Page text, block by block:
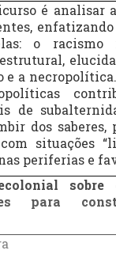
é analisar
enfatizando
o
a
de
dos
situações
periferias e
para